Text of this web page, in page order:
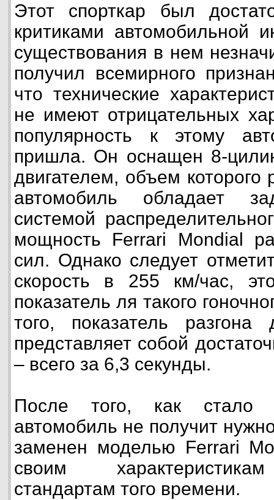
Этот спорткар был
критиками автомобильной
существования в нем
получил всемирного
что технические
не имеют отрицательных
популярность к этому
пришла. Он оснащен 8-
двигателем, объем которого
автомобиль обладает
системой
мощность Ferrari Mondial
сил. Однако следует
скорость в 255 км/час,
показатель ля такого
того, показатель
представляет собой
– всего за 6,3 секунды.
После того, как стало
автомобиль не получит
заменен моделью Ferrari
своим
стандартам того времени.